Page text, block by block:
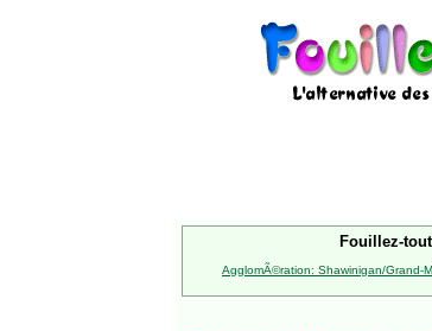
Fouillez-
AgglomÃ©ration: Shawinigan/Grand-